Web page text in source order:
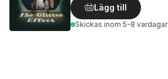
Lägg till
Skickas inom 5-8 vardagar